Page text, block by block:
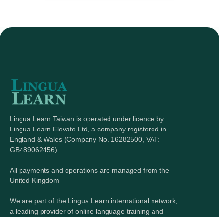
Lingua Learn Taiwan is operated under licence by
Lingua Learn Elevate Ltd, a company registered in
England & Wales (Company No. 16282500, VAT:
GB489062456)
All payments and operations are managed from the
United Kingdom
We are part of the Lingua Learn international network,
a leading provider of online language training and